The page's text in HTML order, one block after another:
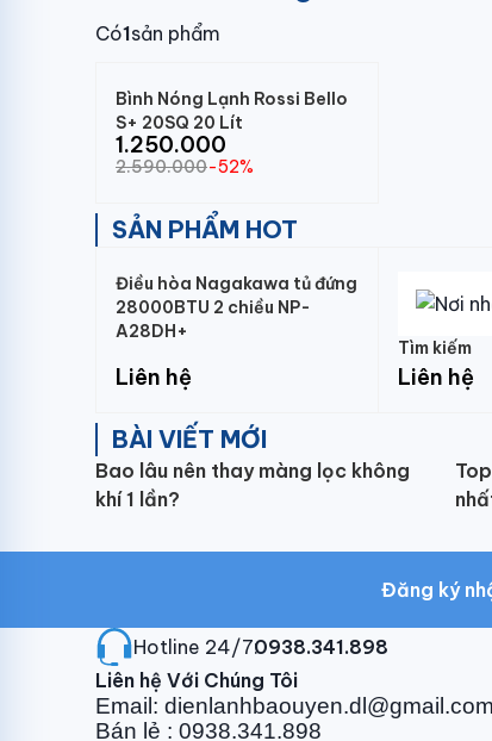
Có1sản phẩm
Bình Nóng Lạnh Rossi Bello
S+ 20SQ 20 Lít
1.250.000
2.590.000-52%
SẢN PHẨM HOT
Điều hòa Nagakawa tủ đứng
28000BTU 2 chiều NP-
A28DH+
Liên hệ
Tìm kiếm
Liên hệ
BÀI VIẾT MỚI
Bao lâu nên thay màng lọc không
khí 1 lần?
Đăng ký
Hotline 24/7:0938.341.898
Liên hệ Với Chúng Tôi
Email: dienlanhbaouyen.dl@gmail.com
Bán lẻ : 0938.341.898